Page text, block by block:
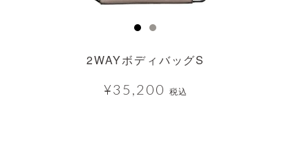
2WAYボディバッグS
¥35,200 税込